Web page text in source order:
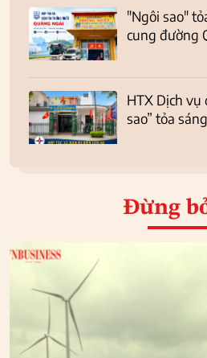
"Ngôi sao"
cung đường
HTX Dịch vụ
sao” tỏa
Đừng